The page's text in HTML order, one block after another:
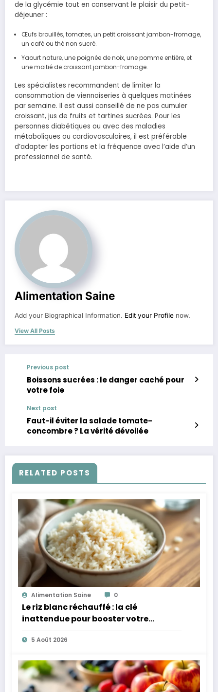
de la glycémie tout en conservant le plaisir du petit-
déjeuner :
Œufs brouillés, tomates, un petit croissant jambon-fromage,
un café ou thé non sucré.
Yaourt nature, une poignée de noix, une pomme entière, et
une moitié de croissant jambon-fromage.
Les spécialistes recommandent de limiter la
consommation de viennoiseries à quelques matinées
par semaine. Il est aussi conseillé de ne pas cumuler
croissant, jus de fruits et tartines sucrées. Pour les
personnes diabétiques ou avec des maladies
métaboliques ou cardiovasculaires, il est préférable
d’adapter les portions et la fréquence avec l’aide d’un
professionnel de santé.
Alimentation Saine
Add your Biographical Information. Edit your Profile now.
View All Posts
Previous post
Boissons sucrées : le danger caché pour
votre foie
Next post
Faut-il éviter la salade tomate-
concombre ? La vérité dévoilée
RELATED POSTS
Alimentation Saine 0
Le riz blanc réchauffé : la clé
inattendue pour booster votre
microbiote
5 Août 2026